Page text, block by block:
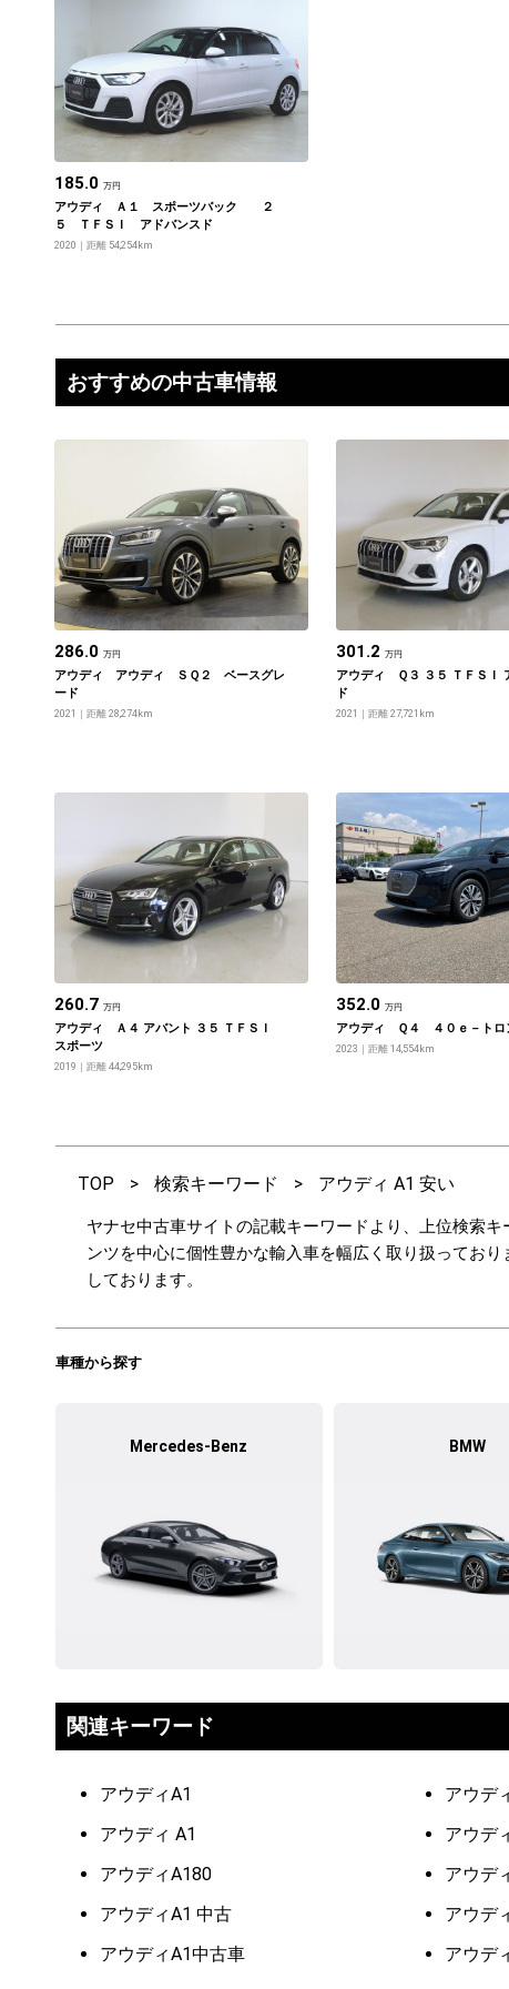
185.0 万円
アウディ Ａ１ スポーツバック ２
５ ＴＦＳＩ アドバンスド
2020 距離 54,254km
おすすめの中古車情報
286.0 万円
アウディ アウディ ＳＱ２ ベースグレ
ード
2021 距離 28,274km
301.2 万円
アウディ Ｑ３ ３５ ＴＦＳＩ
ド
2021 距離 27,721km
260.7 万円
アウディ Ａ４ アバント ３５ ＴＦＳＩ
スポーツ
2019 距離 44,295km
352.0 万円
アウディ Ｑ４ ４０ｅ－トロ
2023 距離 14,554km
TOP > 検索キーワード > アウディ A1 安い
ヤナセ中古車サイトの記載キーワードより、上位検索
ンツを中心に個性豊かな輸入車を幅広く取り扱ってお
しております。
車種から探す
Mercedes-Benz BMW
関連キーワード
アウディA1
アウディ A1
アウディA180
アウディA1 中古
アウディA1中古車
アウデ
アウデ
アウデ
アウデ
アウデ